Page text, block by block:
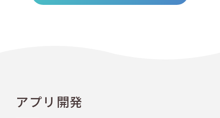
アプリ開発